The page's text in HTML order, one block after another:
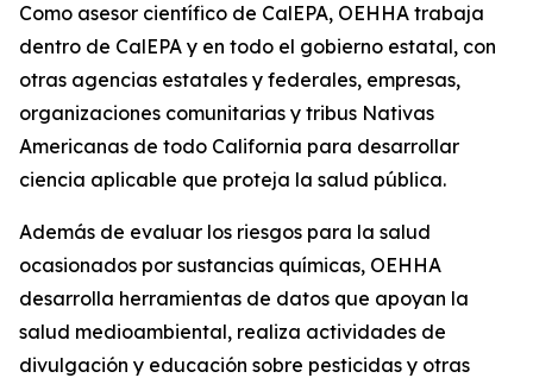
Como asesor científico de CalEPA, OEHHA trabaja
dentro de CalEPA y en todo el gobierno estatal, con
otras agencias estatales y federales, empresas,
organizaciones comunitarias y tribus Nativas
Americanas de todo California para desarrollar
ciencia aplicable que proteja la salud pública.
Además de evaluar los riesgos para la salud
ocasionados por sustancias químicas, OEHHA
desarrolla herramientas de datos que apoyan la
salud medioambiental, realiza actividades de
divulgación y educación sobre pesticidas y otras